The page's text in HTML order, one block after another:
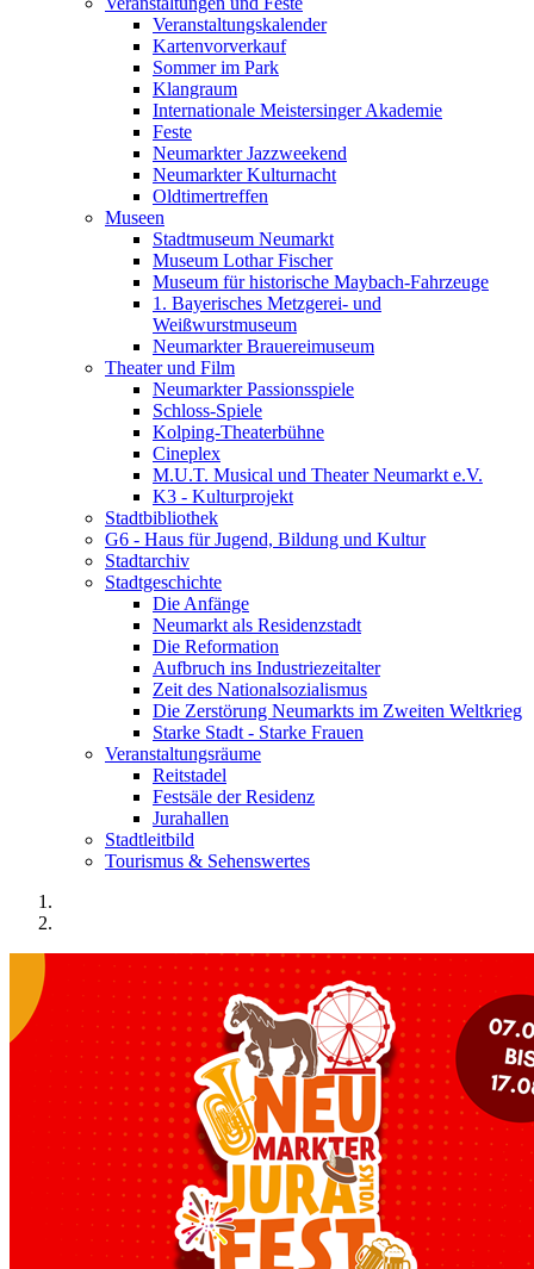
Veranstaltungskalender
Kartenvorverkauf
Sommer im Park
Klangraum
Internationale Meistersinger Akademie
Feste
Neumarkter Jazzweekend
Neumarkter Kulturnacht
Oldtimertreffen
Museen
Stadtmuseum Neumarkt
Museum Lothar Fischer
Museum für historische Maybach-Fahrzeuge
1. Bayerisches Metzgerei- und
Weißwurstmuseum
Neumarkter Brauereimuseum
Theater und Film
Neumarkter Passionsspiele
Schloss-Spiele
Kolping-Theaterbühne
Cineplex
M.U.T. Musical und Theater Neumarkt e.V.
K3 - Kulturprojekt
Stadtbibliothek
G6 - Haus für Jugend, Bildung und Kultur
Stadtarchiv
Stadtgeschichte
Die Anfänge
Neumarkt als Residenzstadt
Die Reformation
Aufbruch ins Industriezeitalter
Zeit des Nationalsozialismus
Die Zerstörung Neumarkts im Zweiten Weltkrieg
Starke Stadt - Starke Frauen
Veranstaltungsräume
Reitstadel
Festsäle der Residenz
Jurahallen
Stadtleitbild
Tourismus & Sehenswertes